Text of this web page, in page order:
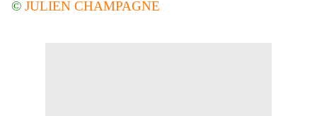
© JULIEN CHAMPAGNE